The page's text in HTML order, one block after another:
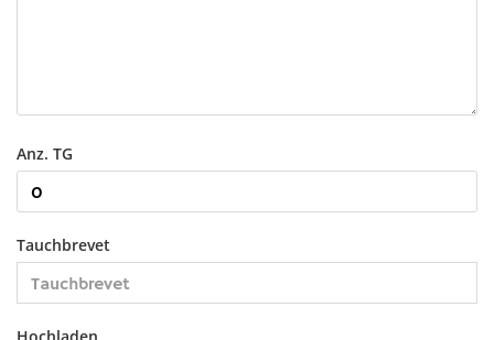
Anz. TG
Tauchbrevet